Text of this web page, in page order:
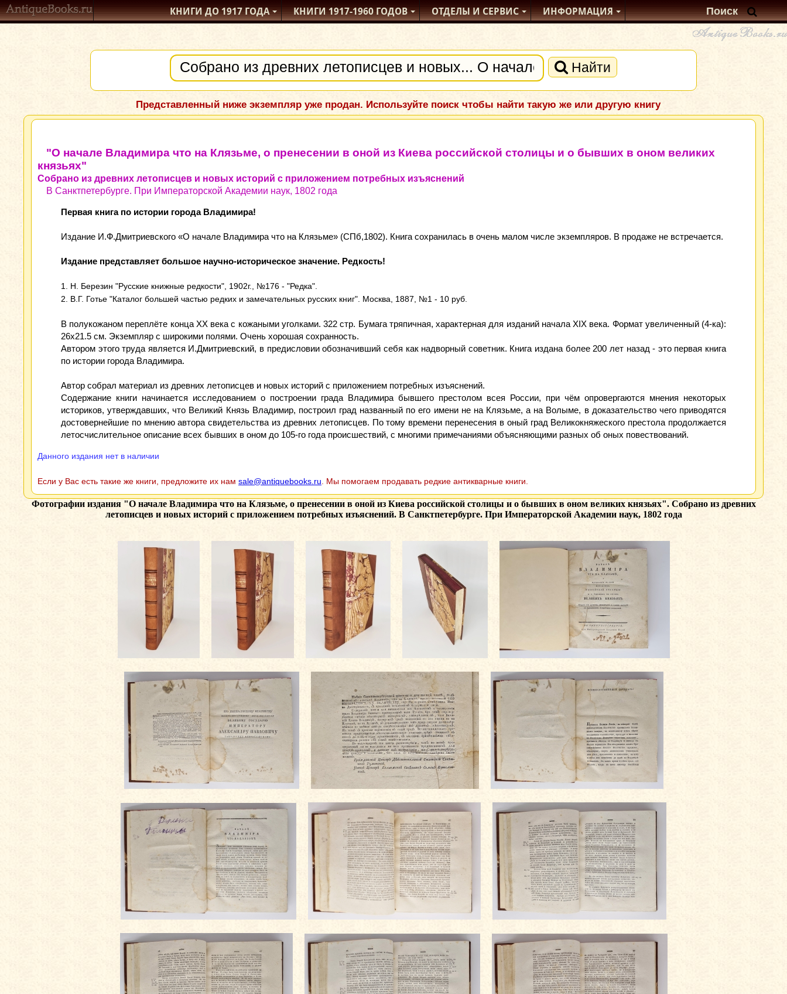
КНИГИ ДО 1917ГОДА КНИГИ1917-1960ГОДОВ ОТДЕЛЫИ СЕРВИС ИНФОРМАЦИЯ
Найти
Представленный ниже экземпляр уже продан. Используйте поиск чтобы найти такую же или другую книгу
"О начале Владимира что на Клязьме, о пренесении в оной из Киева российской столицы и о бывших в оном великих
князьях"
Cобрано из древних летописцев и новых историй с приложением потребных изъяснений
В Санктпетербурге. При Императорской Академии наук, 1802 года
Первая книга по истории города Владимира!
Издание И.Ф.Дмитриевского «О начале Владимира что на Клязьме» (СПб,1802). Книга сохранилась в очень малом числе экземпляров. В продаже не встречается.
Издание представляет большое научно-историческое значение. Редкость!
1. Н. Березин "Русские книжные редкости", 1902г., №176 - "Редка".
2. В.Г. Готье "Каталог большей частью редких и замечательных русских книг". Москва, 1887, №1 - 10 руб.
В полукожаном переплёте конца XX века с кожаными уголками. 322 стр. Бумага тряпичная, характерная для изданий начала XIX века. Формат увеличенный (4-ка):
26x21.5 см. Экземпляр с широкими полями. Очень хорошая сохранность.
Автором этого труда является И.Дмитриевский, в предисловии обозначивший себя как надворный советник. Книга издана более 200 лет назад - это первая книга
по истории города Владимира.
Автор собрал материал из древних летописцев и новых историй с приложением потребных изъяснений.
Содержание книги начинается исследованием о построении града Владимира бывшего престолом всея России, при чём опровергаются мнения некоторых
историков, утверждавших, что Великий Князь Владимир, построил град названный по его имени не на Клязьме, а на Волыме, в доказательство чего приводятся
достовернейшие по мнению автора свидетельства из древних летописцев. По тому времени перенесения в оный град Великокняжеского престола продолжается
летосчислительное описание всех бывших в оном до 105-го года происшествий, с многими примечаниями объясняющими разных об оных повествований.
Данного издания нет в наличии
Если у Вас есть такие же книги, предложите их нам sale@antiquebooks.ru . Мы помогаем продавать редкие антикварные книги.
Фотографии издания "О начале Владимира что на Клязьме, о пренесении в оной из Киева российской столицы и о бывших в оном великих князьях". Cобрано из древних
летописцев и новых историй с приложением потребных изъяснений. В Санктпетербурге. При Императорской Академии наук, 1802 года